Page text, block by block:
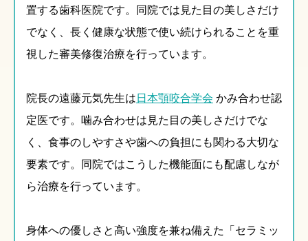
置する歯科医院です。同院では見た目の美しさだけ
でなく、長く健康な状態で使い続けられることを重
視した審美修復治療を行っています。
院長の遠藤元気先生は日本顎咬合学会 かみ合わせ認
定医です。噛み合わせは見た目の美しさだけでな
く、食事のしやすさや歯への負担にも関わる大切な
要素です。同院ではこうした機能面にも配慮しなが
ら治療を行っています。
身体への優しさと高い強度を兼ね備えた「セラミッ